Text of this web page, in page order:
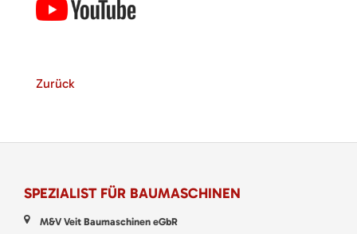
Zurück
SPEZIALIST FÜR BAUMASCHINEN
M&V Veit Baumaschinen eGbR